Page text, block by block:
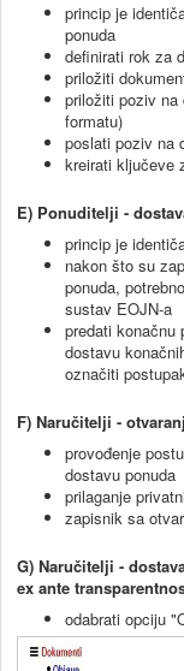
princip je
ponuda
definirati rok za
priložiti
priložiti poziv na
formatu)
poslati poziv na
kreirati ključeve
E) Ponuditelji -
princip je
nakon što su
ponuda,
sustav EOJN-a
predati konačnu
dostavu
označiti
F) Naručitelji -
provođenje
dostavu ponuda
prilaganje
zapisnik sa
G) Naručitelji -
ex ante
odabrati opciju